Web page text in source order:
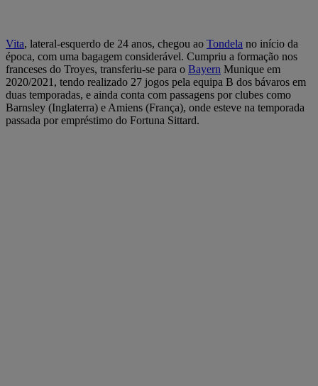
Vita, lateral-esquerdo de 24 anos, chegou ao Tondela no início da
época, com uma bagagem considerável. Cumpriu a formação nos
franceses do Troyes, transferiu-se para o Bayern Munique em
2020/2021, tendo realizado 27 jogos pela equipa B dos bávaros em
duas temporadas, e ainda conta com passagens por clubes como
Barnsley (Inglaterra) e Amiens (França), onde esteve na temporada
passada por empréstimo do Fortuna Sittard.